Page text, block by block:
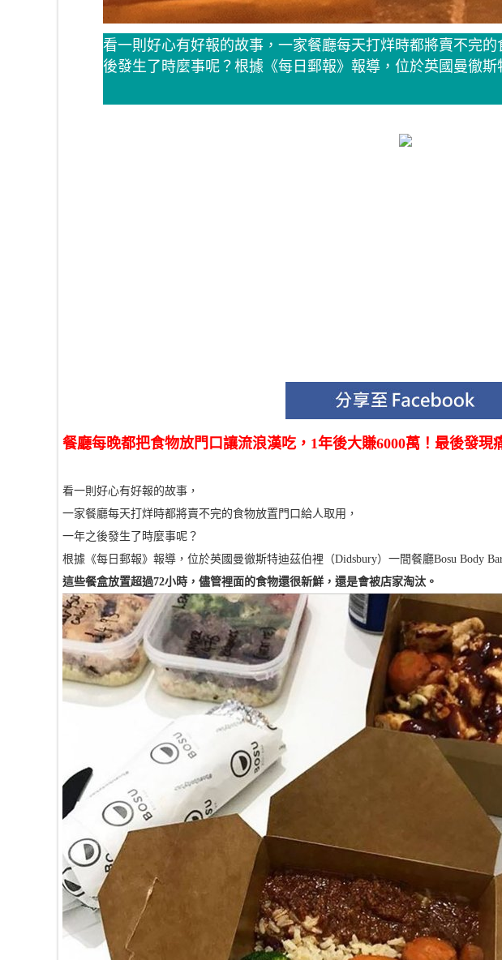
看一則好心有好報的故事，一家餐廳每天打烊時都將賣不完
後發生了時麼事呢？根據《每日郵報》報導，位於英國曼徹斯
餐廳每晚都把食物放門口讓流浪漢吃，1年後大賺6000萬！最後發現
看一則好心有好報的故事，
一家餐廳每天打烊時都將賣不完的食物放置門口給人取用，
一年之後發生了時麼事呢？
根據《每日郵報》報導，位於英國曼徹斯特迪茲伯裡（Didsbury）一間餐廳Bosu Body
這些餐盒放置超過72小時，儘管裡面的食物還很新鮮，還是會被店家淘汰。